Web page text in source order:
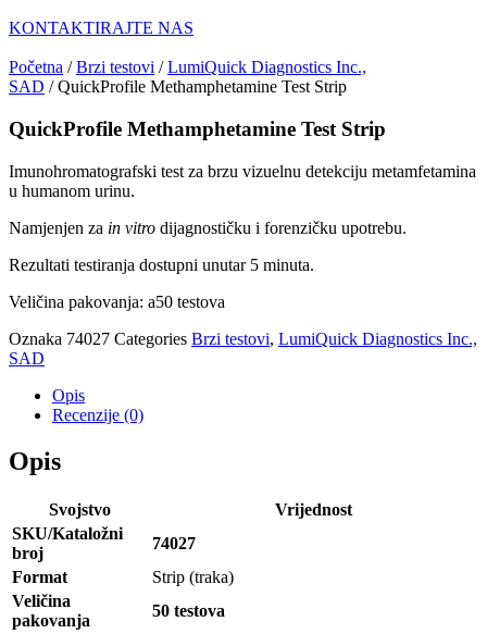
KONTAKTIRAJTE NAS
Početna /Brzi testovi /LumiQuick Diagnostics Inc.,
SAD / QuickProfile Methamphetamine Test Strip
QuickProfile Methamphetamine Test Strip
Imunohromatografski test za brzu vizuelnu detekciju metamfetamina
u humanom urinu.
Namjenjen za in vitro dijagnostičku i forenzičku upotrebu.
Rezultati testiranja dostupni unutar 5 minuta.
Veličina pakovanja: a50 testova
Oznaka 74027 Categories Brzi testovi, LumiQuick Diagnostics Inc.,
SAD
Opis
Recenzije (0)
Opis
Svojstvo
Vrijednost
SKU/Kataložni
broj
74027
Format
Strip (traka)
Veličina
pakovanja
50 testova